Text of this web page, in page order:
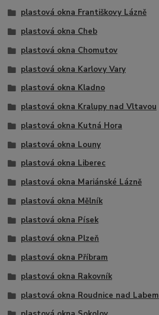
plastová okna Františkovy Lázně
plastová okna Cheb
plastová okna Chomutov
plastová okna Karlovy Vary
plastová okna Kladno
plastová okna Kralupy nad Vltavou
plastová okna Kutná Hora
plastová okna Louny
plastová okna Liberec
plastová okna Mariánské Lázně
plastová okna Mělník
plastová okna Písek
plastová okna Plzeň
plastová okna Příbram
plastová okna Rakovník
plastová okna Roudnice nad Labem